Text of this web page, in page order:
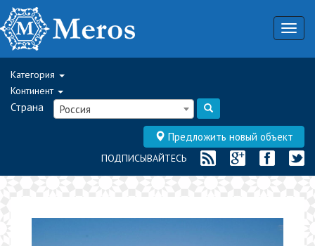
Категория
Континент
Страна Россия
Предложить новый объект
ПОДПИСЫВАЙТЕСЬ